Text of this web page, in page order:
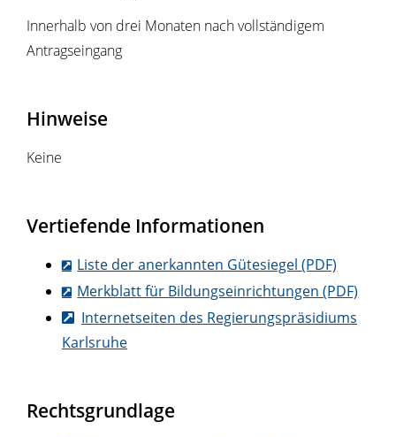
Innerhalb von drei Monaten nach vollständigem
Antragseingang
Hinweise
Keine
Vertiefende Informationen
Liste der anerkannten Gütesiegel (PDF)
Merkblatt für Bildungseinrichtungen (PDF)
Internetseiten des Regierungspräsidiums
Karlsruhe
Rechtsgrundlage